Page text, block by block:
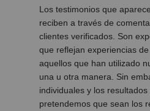
Los testimonios que
reciben a través de
clientes verificados. Son
que reflejan experiencias
aquellos que han utilizado
una u otra manera. Sin
individuales y los
pretendemos que sean los